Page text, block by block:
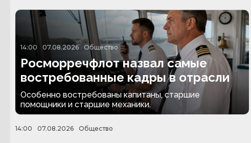
14:00 07.08.2026 Общество
Росморречфлот назвал самые
востребованные кадры в отрасли
Особенно востребованы капитаны, старшие
помощники и старшие механики.
14:00 07.08.2026 Общество